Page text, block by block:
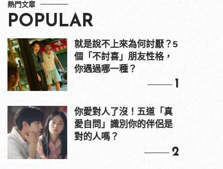
熱門文章
POPULAR
就是說不上來為何討厭？5
個「不討喜」朋友性格，
你遇過哪一種？
1
你愛對人了沒！五道「真
愛自問」識別你的伴侶是
對的人嗎？
2